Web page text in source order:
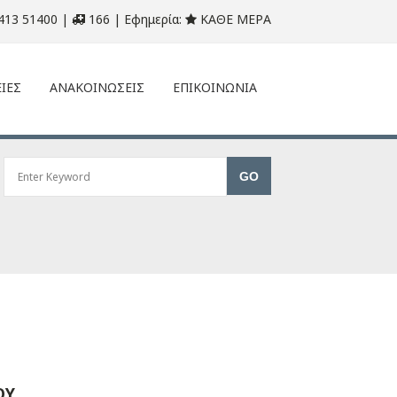
51400 | 166 | Εφημερία: ΚΑΘΕ ΜΕΡΑ
ΑΝΑΚΟΙΝΩΣΕΙΣ ΕΠΙΚΟΙΝΩΝΙΑ